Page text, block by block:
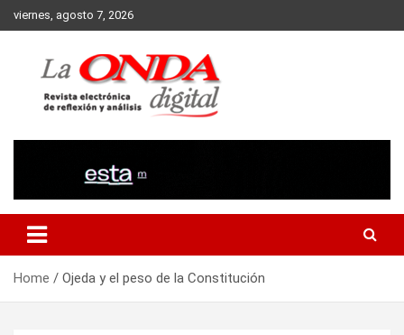
Skip
to
viernes, agosto 7, 2026
Home Ojeda y el peso de la Constitución